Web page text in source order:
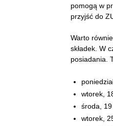
pomogą w
przyjść do
Warto
składek. W
posiadania.
wtorek,
środa,
wtorek,